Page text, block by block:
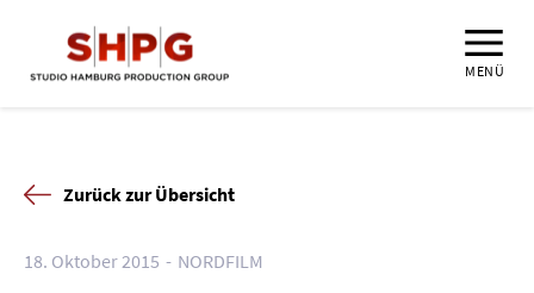
MENÜ
Zurück zur Übersicht
18. Oktober 2015 NORDFILM